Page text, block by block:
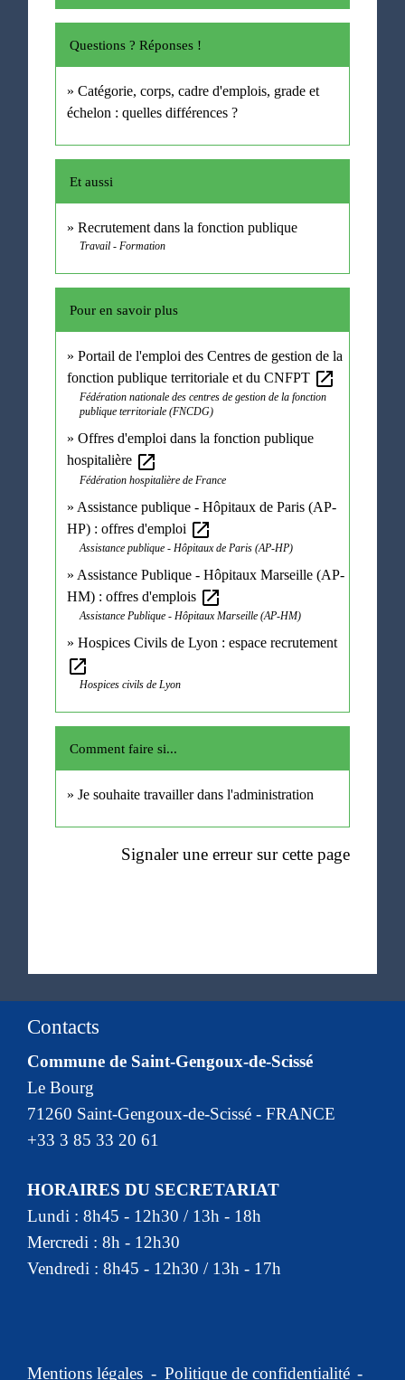
Questions ? Réponses !
Catégorie, corps, cadre d'emplois, grade et
échelon : quelles différences ?
Et aussi
Recrutement dans la fonction publique
Travail - Formation
Pour en savoir plus
Portail de l'emploi des Centres de gestion de la
fonction publique territoriale et du CNFPT open_in_new
Fédération nationale des centres de gestion de la fonction
publique territoriale (FNCDG)
Offres d'emploi dans la fonction publique
hospitalière open_in_new
Fédération hospitalière de France
Assistance publique - Hôpitaux de Paris (AP-
HP) : offres d'emploi open_in_new
Assistance publique - Hôpitaux de Paris (AP-HP)
Assistance Publique - Hôpitaux Marseille (AP-
HM) : offres d'emplois open_in_new
Assistance Publique - Hôpitaux Marseille (AP-HM)
Hospices Civils de Lyon : espace recrutement
open_in_new
Hospices civils de Lyon
Comment faire si...
Je souhaite travailler dans l'administration
Signaler une erreur sur cette page
Contacts
Commune de Saint-Gengoux-de-Scissé
Le Bourg
71260 Saint-Gengoux-de-Scissé - FRANCE
+33 3 85 33 20 61
HORAIRES DU SECRETARIAT
Lundi : 8h45 - 12h30 / 13h - 18h
Mercredi : 8h - 12h30
Vendredi : 8h45 - 12h30 / 13h - 17h
Mentions légales - Politique de confidentialité -